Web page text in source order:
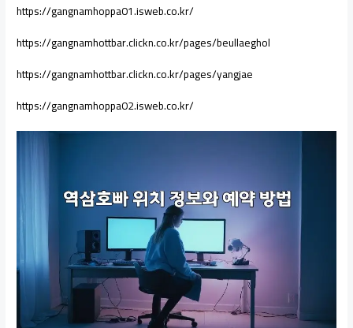
https://gangnamhoppa01.isweb.co.kr/
https://gangnamhottbar.clickn.co.kr/pages/beullaeghol
https://gangnamhottbar.clickn.co.kr/pages/yangjae
https://gangnamhoppa02.isweb.co.kr/